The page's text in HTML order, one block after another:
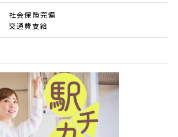
社会保険完備
交通費支給